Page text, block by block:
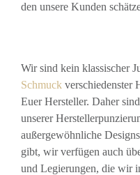
den unsere Kunden
Wir sind kein klassischer
Schmuck verschiedenster
Euer Hersteller. Daher
unserer
außergewöhnliche
gibt, wir verfügen auch
und Legierungen, die wir